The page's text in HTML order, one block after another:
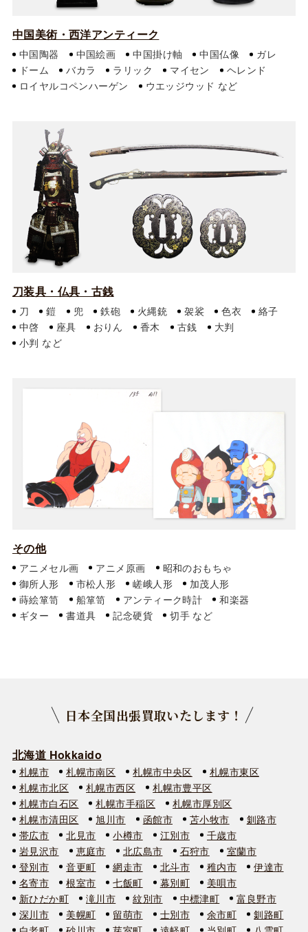
中国美術・西洋アンティーク
中国陶器 中国絵画 中国掛け軸 中国仏像
ガレ
ドーム
バカラ ラリック マイセン
ヘレンド
ロイヤルコペンハーゲン
ウエッジウッド
刀装具・仏具・古銭
刀 鎧 兜 鉄砲 火縄銃 袈裟 色衣
絡子
中啓
座具 おりん 香木 古銭
大判
小判
その他
アニメセル画 アニメ原画
昭和のおもちゃ
御所人形
市松人形 嵯峨人形
加茂人形
蒔絵箪笥
船箪笥 アンティーク時計
和楽器
ギター
書道具 記念硬貨 切手
日本全国出張買取いたします！
北海道 Hokkaido
札幌市 札幌市南区 札幌市中央区
札幌市東区
札幌市北区
札幌市西区
札幌市豊平区
札幌市白石区
札幌市手稲区
札幌市厚別区
札幌市清田区
旭川市 函館市 苫小牧市
釧路市
帯広市
北見市 小樽市 江別市
千歳市
岩見沢市
恵庭市 北広島市 石狩市
室蘭市
登別市
音更町 網走市 北斗市 稚内市
伊達市
名寄市
根室市 七飯町 幕別町
美唄市
新ひだか町
滝川市 紋別市 中標津町
富良野市
深川市
美幌町 留萌市 士別市 余市町
釧路町